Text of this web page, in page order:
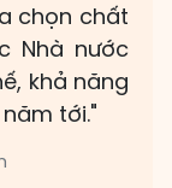
chọn chất
Nhà nước
khả năng
tới."